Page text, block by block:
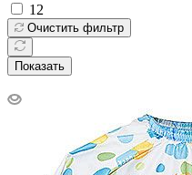
12
Очистить фильтр
Показать